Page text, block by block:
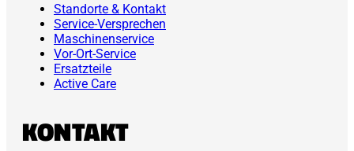
Standorte & Kontakt
Service-Versprechen
Maschinenservice
Vor-Ort-Service
Ersatzteile
Active Care
KONTAKT